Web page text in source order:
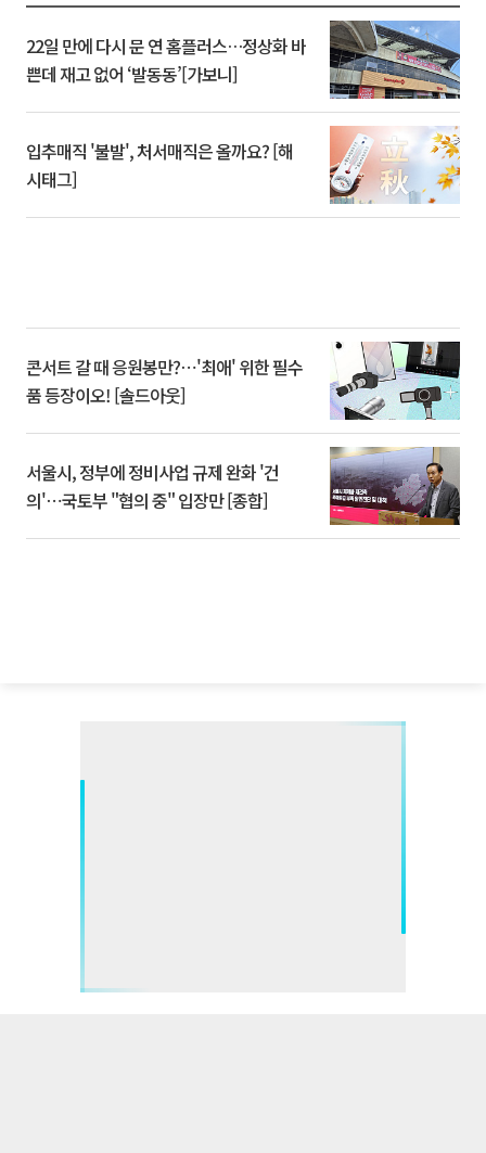
22일 만에 다시 문 연 홈플러스…정상화 바
쁜데 재고 없어 ‘발동동’[가보니]
입추매직 '불발', 처서매직은 올까요? [해
시태그]
콘서트 갈 때 응원봉만?⋯'최애' 위한 필수
품 등장이오! [솔드아웃]
서울시, 정부에 정비사업 규제 완화 '건
의'⋯국토부 "협의 중" 입장만 [종합]